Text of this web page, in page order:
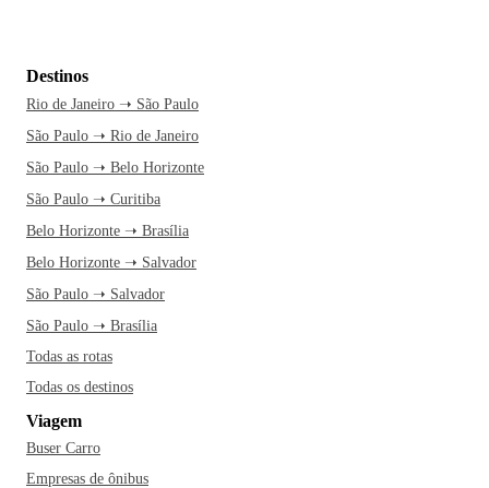
Destinos
Rio de Janeiro ➝ São Paulo
São Paulo ➝ Rio de Janeiro
São Paulo ➝ Belo Horizonte
São Paulo ➝ Curitiba
Belo Horizonte ➝ Brasília
Belo Horizonte ➝ Salvador
São Paulo ➝ Salvador
São Paulo ➝ Brasília
Todas as rotas
Todas os destinos
Viagem
Buser Carro
Empresas de ônibus